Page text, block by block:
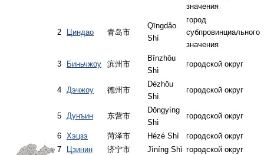
значения
2 Циндао 青岛市
Qīngdǎo
Shì
город
субпровинциального
значения
3 Биньчжоу 滨州市
Bīnzhōu
Shì
городской округ
4 Дэчжоу 德州市
Dézhōu
Shì
городской округ
5 Дунъин 东营市
Dōngyíng
Shì
городской округ
6 Хэцзэ 菏泽市 Hézé Shì
городской округ
7
Цзинин 济宁市 Jìníng Shì городской округ